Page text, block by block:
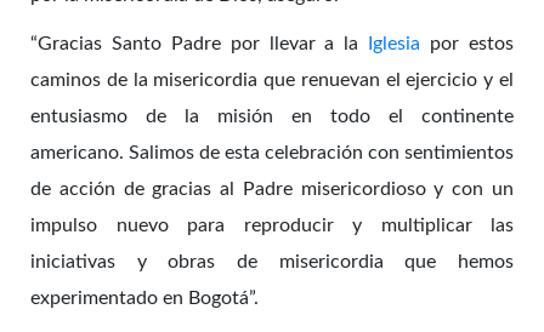
“Gracias Santo Padre por llevar a la Iglesia por estos
caminos de la misericordia que renuevan el ejercicio y el
entusiasmo de la misión en todo el continente
americano. Salimos de esta celebración con sentimientos
de acción de gracias al Padre misericordioso y con un
impulso nuevo para reproducir y multiplicar las
iniciativas y obras de misericordia que hemos
experimentado en Bogotá”.